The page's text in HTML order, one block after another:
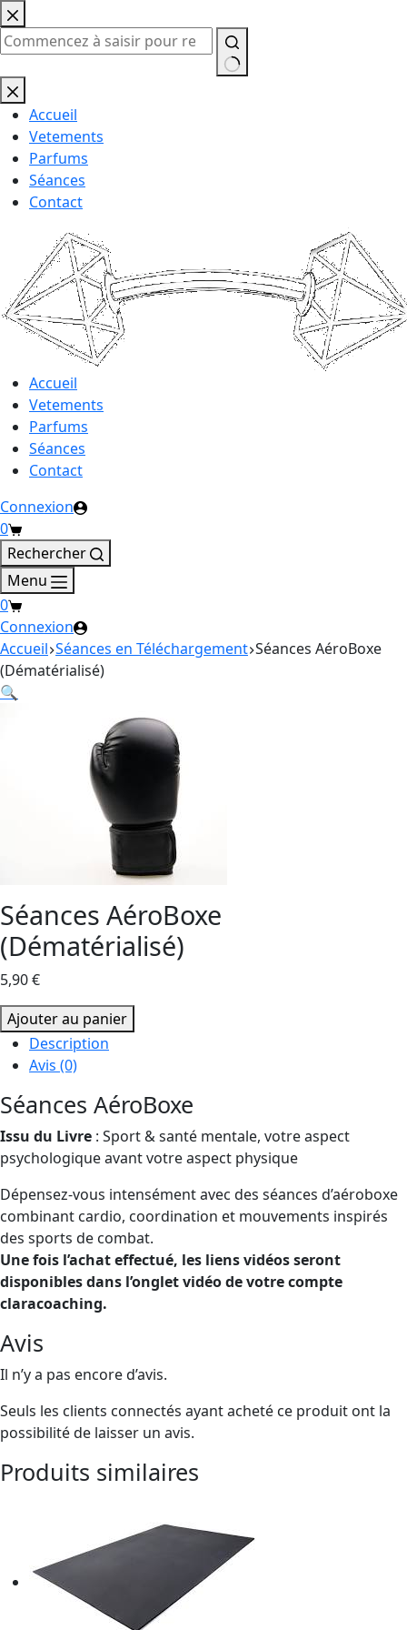
Passer
au
contenu
Aucun
résultatAccueil
Vetements
Parfums
Séances
Contact
Accueil
Vetements
Parfums
Séances
Contact
Connexion
Panier
d’achat
0
Rechercher
Menu
Panier
d’achat
0
Connexion
Accueil Séances en Téléchargement Séances AéroBoxe
(Dématérialisé)
🔍
Séances AéroBoxe
(Dématérialisé)
5,90€
quantité
de
Séances
(Dématérialisé)
Ajouter au panier
Description
Avis (0)
Séances AéroBoxe
Issu du Livre : Sport & santé mentale, votre aspect
psychologique avant votre aspect physique
Dépensez-vous intensément avec des séances d’aéroboxe
combinant cardio, coordination et mouvements inspirés
des sports de combat.
Une fois l’achat effectué, les liens vidéos seront
disponibles dans l’onglet vidéo de votre compte
claracoaching.
Avis
Il n’y a pas encore d’avis.
Seuls les clients connectés ayant acheté ce produit ont la
possibilité de laisser un avis.
Produits similaires